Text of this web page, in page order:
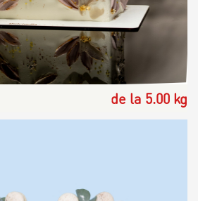
de la 5.00 kg